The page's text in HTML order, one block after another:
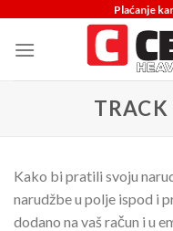
content
Plaćanje
TRACK
Kako bi pratili svoju
narudžbe u polje ispod i
dodano na vaš račun i u